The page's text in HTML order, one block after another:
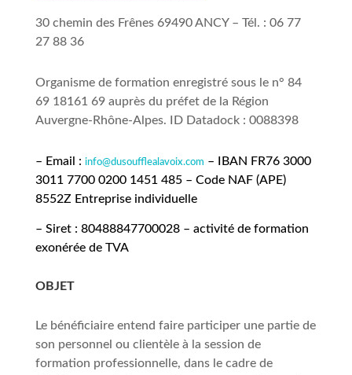
30 chemin des Frênes 69490 ANCY – Tél. : 06 77
27 88 36
Organisme de formation enregistré sous le n° 84
69 18161 69 auprès du préfet de la Région
Auvergne-Rhône-Alpes. ID Datadock : 0088398
– Email : info@dusoufflealavoix.com – IBAN FR76 3000
3011 7700 0200 1451 485 – Code NAF (APE)
8552Z Entreprise individuelle
– Siret : 80488847700028 – activité de formation
exonérée de TVA
OBJET
Le bénéficiaire entend faire participer une partie de
son personnel ou clientèle à la session de
formation professionnelle, dans le cadre de